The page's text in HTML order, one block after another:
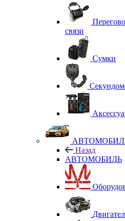
связи
Сумки
Назад
АВТОМОБИЛЬ